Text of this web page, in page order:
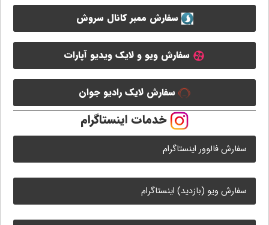
سفارش ممبر کانال سروش
سفارش ویو و لایک ویدیو آپارات
سفارش لایک رادیو جوان
خدمات اینستاگرام
سفارش فالوور اینستاگرام
سفارش ویو (بازدید) اینستاگرام